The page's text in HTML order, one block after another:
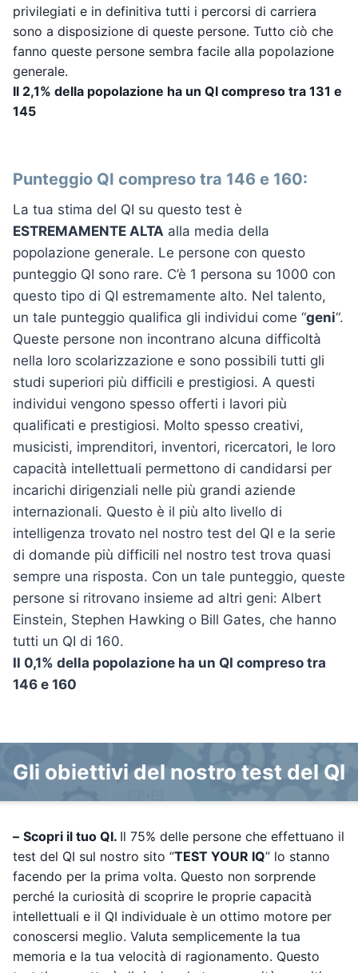
privilegiati e in definitiva tutti i percorsi di carriera
sono a disposizione di queste persone. Tutto ciò che
fanno queste persone sembra facile alla popolazione
generale.
Il 2,1% della popolazione ha un QI compreso tra 131 e
145
Punteggio QI compreso tra 146 e 160:
La tua stima del QI su questo test è
ESTREMAMENTE ALTA alla media della
popolazione generale. Le persone con questo
punteggio QI sono rare. C’è 1 persona su 1000 con
questo tipo di QI estremamente alto. Nel talento,
un tale punteggio qualifica gli individui come “geni“.
Queste persone non incontrano alcuna difficoltà
nella loro scolarizzazione e sono possibili tutti gli
studi superiori più difficili e prestigiosi. A questi
individui vengono spesso offerti i lavori più
qualificati e prestigiosi. Molto spesso creativi,
musicisti, imprenditori, inventori, ricercatori, le loro
capacità intellettuali permettono di candidarsi per
incarichi dirigenziali nelle più grandi aziende
internazionali. Questo è il più alto livello di
intelligenza trovato nel nostro test del QI e la serie
di domande più difficili nel nostro test trova quasi
sempre una risposta. Con un tale punteggio, queste
persone si ritrovano insieme ad altri geni: Albert
Einstein, Stephen Hawking o Bill Gates, che hanno
tutti un QI di 160.
Il 0,1% della popolazione ha un QI compreso tra
146 e 160
Gli obiettivi del nostro test del QI
– Scopri il tuo QI. Il 75% delle persone che effettuano il
test del QI sul nostro sito “TEST YOUR IQ” lo stanno
facendo per la prima volta. Questo non sorprende
perché la curiosità di scoprire le proprie capacità
intellettuali e il QI individuale è un ottimo motore per
conoscersi meglio. Valuta semplicemente la tua
memoria e la tua velocità di ragionamento. Questo